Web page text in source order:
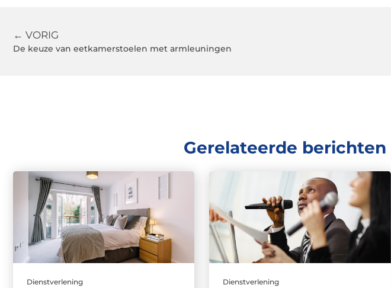
← VORIG
De keuze van eetkamerstoelen met armleuningen
Gerelateerde berichten
Dienstverlening Dienstverlening